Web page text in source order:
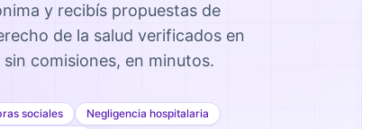
y recibís propuestas de
de la salud verificados en
comisiones, en minutos.
sociales
Negligencia hospitalaria